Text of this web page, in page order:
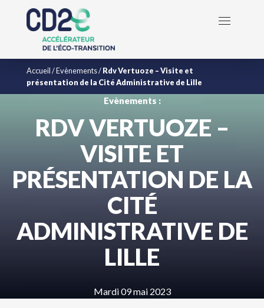
Accueil/Evènements/Rdv Vertuoze – Visite et
présentation de la Cité Administrative de Lille
Evènements :
RDV VERTUOZE –
VISITE ET
PRÉSENTATION DE LA
CITÉ
ADMINISTRATIVE DE
LILLE
Mardi 09 mai 2023